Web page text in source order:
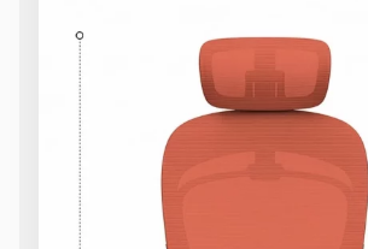
vỡ…).
Sản phẩm còn nguyên tình trạng ban
dụng, còn nguyên chứng từ mua
cấp có chữ ký của bên bán và bên mua.
* Trường hợp khách hàng đổi trả sản
không còn sản phẩm thay thế, khách
mẫu sản phẩm khác ưng ý thì Quý khách
đúng với số tiền đã mua sản phẩm hoặc